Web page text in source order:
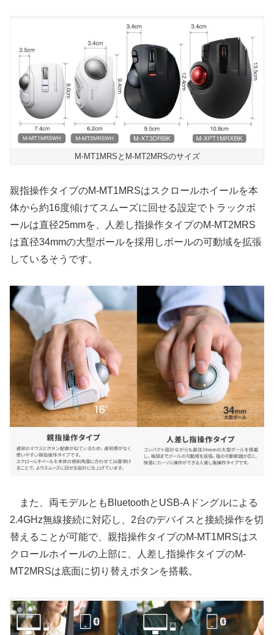
M-MT1MRSとM-MT2MRSのサイズ
親指操作タイプのM-MT1MRSはスクロールホイールを本
体から約16度傾けてスムーズに回せる設定でトラックボ
ールは直径25mmを、人差し指操作タイプのM-MT2MRS
は直径34mmの大型ボールを採用しボールの可動域を拡張
しているそうです。
また、両モデルともBluetoothとUSB-Aドングルによる
2.4GHz無線接続に対応し、2台のデバイスと接続操作を切
替えることが可能で、親指操作タイプのM-MT1MRSはス
クロールホイールの上部に、人差し指操作タイプのM-
MT2MRSは底面に切り替えボタンを搭載。